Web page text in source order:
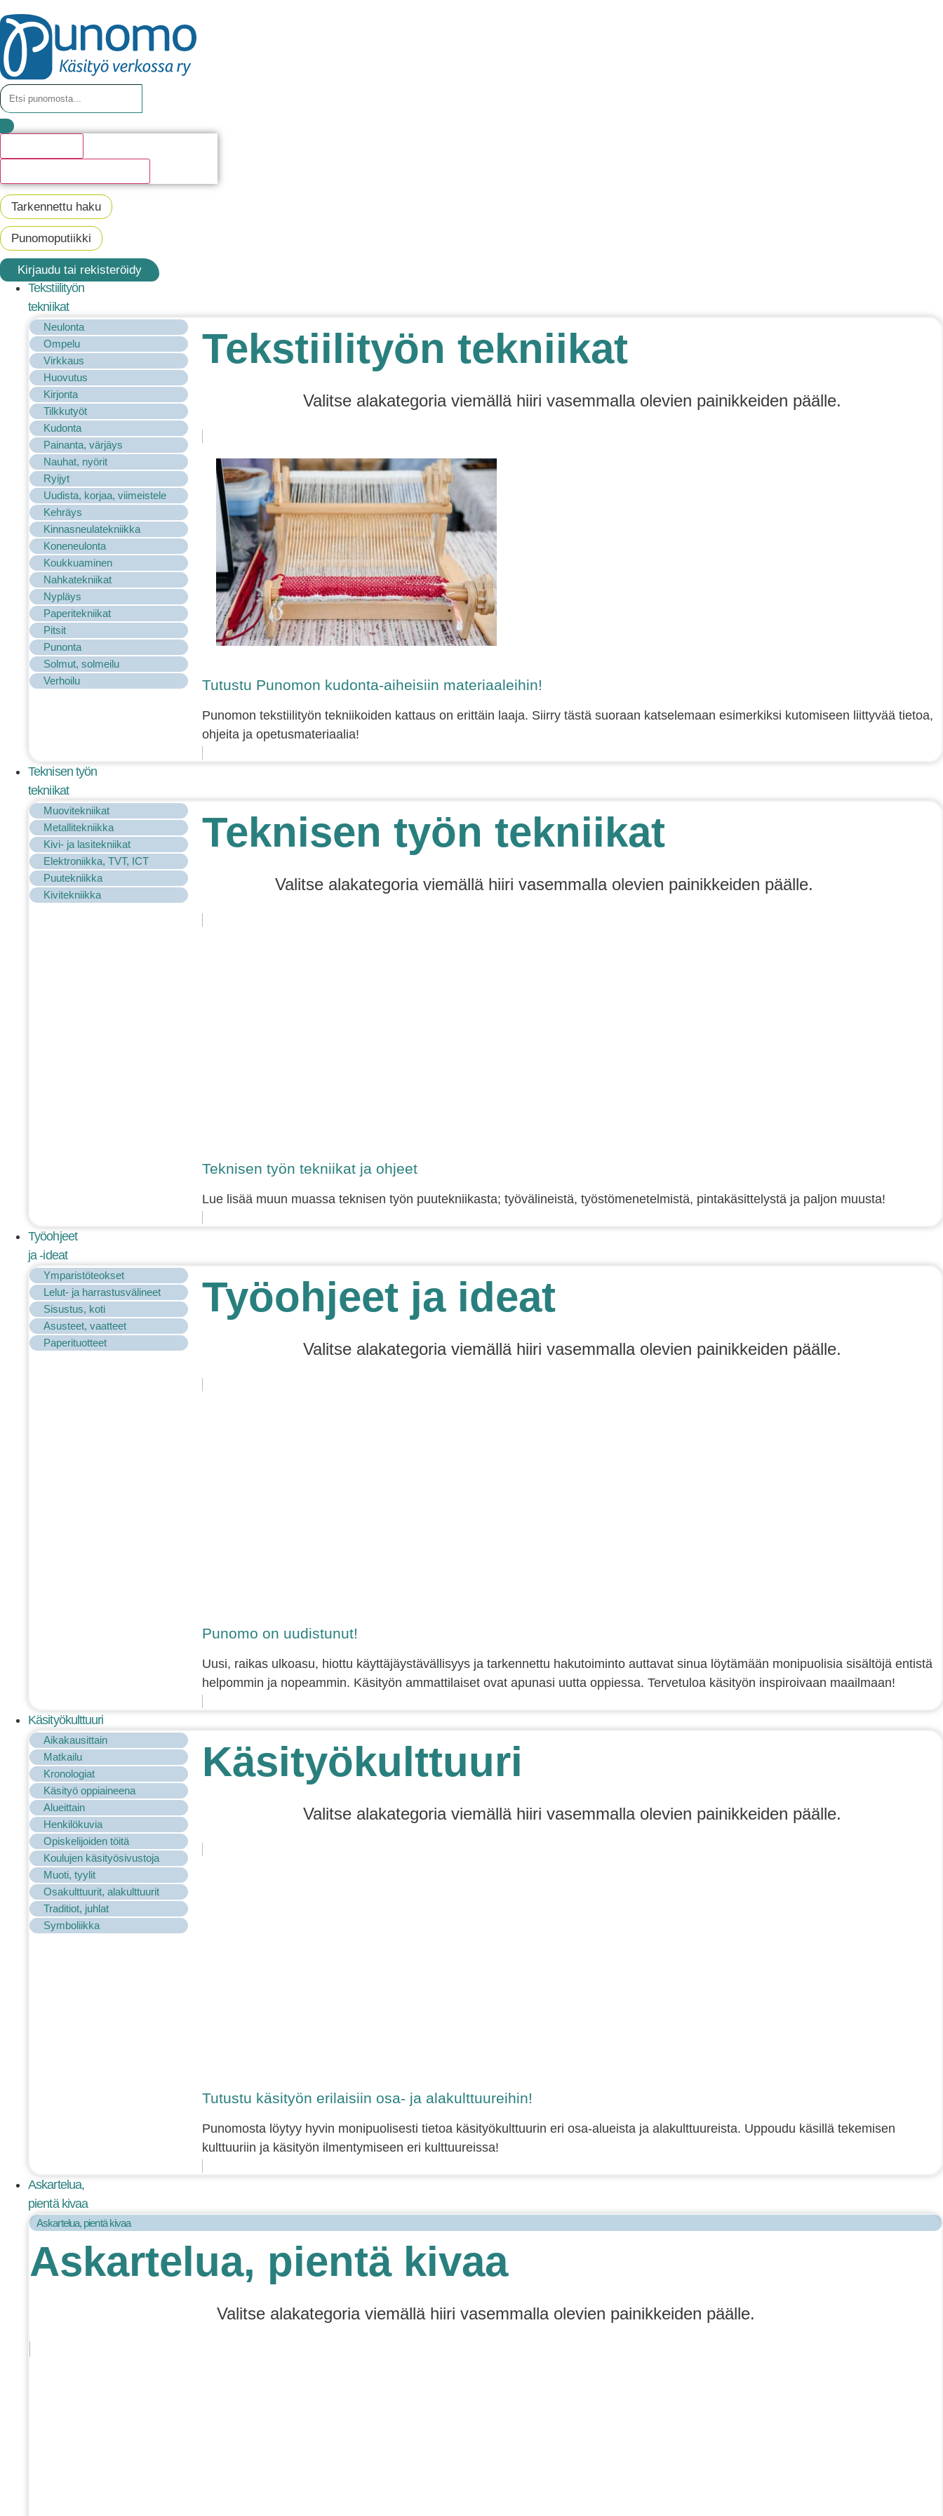
Tarkennettu haku
Punomoputiikki
Kirjaudu tai rekisteröidy
Tekstiilityön
tekniikat
Neulonta
Ompelu
Virkkaus
Huovutus
Kirjonta
Tilkkutyöt
Kudonta
Painanta, värjäys
Nauhat, nyörit
Ryijyt
Uudista, korjaa, viimeistele
Kehräys
Kinnasneulatekniikka
Koneneulonta
Koukkuaminen
Nahkatekniikat
Nypläys
Paperitekniikat
Pitsit
Punonta
Solmut, solmeilu
Verhoilu
Tekstiilityön tekniikat
Valitse alakategoria viemällä hiiri vasemmalla olevien painikkeiden päälle.
Tutustu Punomon kudonta-aiheisiin materiaaleihin!
Punomon tekstiilityön tekniikoiden kattaus on erittäin laaja. Siirry tästä suoraan katselemaan esimerkiksi kutomiseen liittyvää tietoa,
ohjeita ja opetusmateriaalia!
Teknisen työn
tekniikat
Muovitekniikat
Metallitekniikka
Kivi- ja lasitekniikat
Elektroniikka, TVT, ICT
Puutekniikka
Kivitekniikka
Teknisen työn tekniikat
Valitse alakategoria viemällä hiiri vasemmalla olevien painikkeiden päälle.
Teknisen työn tekniikat ja ohjeet
Lue lisää muun muassa teknisen työn puutekniikasta; työvälineistä, työstömenetelmistä, pintakäsittelystä ja paljon muusta!
Työohjeet
ja -ideat
Ymparistöteokset
Lelut- ja harrastusvälineet
Sisustus, koti
Asusteet, vaatteet
Paperituotteet
Työohjeet ja ideat
Valitse alakategoria viemällä hiiri vasemmalla olevien painikkeiden päälle.
Punomo on uudistunut!
Uusi, raikas ulkoasu, hiottu käyttäjäystävällisyys ja tarkennettu hakutoiminto auttavat sinua löytämään monipuolisia sisältöjä entistä
helpommin ja nopeammin. Käsityön ammattilaiset ovat apunasi uutta oppiessa. Tervetuloa käsityön inspiroivaan maailmaan!
Käsityökulttuuri
Aikakausittain
Matkailu
Kronologiat
Käsityö oppiaineena
Alueittain
Henkilökuvia
Opiskelijoiden töitä
Koulujen käsityösivustoja
Muoti, tyylit
Osakulttuurit, alakulttuurit
Traditiot, juhlat
Symboliikka
Käsityökulttuuri
Valitse alakategoria viemällä hiiri vasemmalla olevien painikkeiden päälle.
Tutustu käsityön erilaisiin osa- ja alakulttuureihin!
Punomosta löytyy hyvin monipuolisesti tietoa käsityökulttuurin eri osa-alueista ja alakulttuureista. Uppoudu käsillä tekemisen
kulttuuriin ja käsityön ilmentymiseen eri kulttuureissa!
Askartelua,
pientä kivaa
Askartelua, pientä kivaa
Askartelua, pientä kivaa
Valitse alakategoria viemällä hiiri vasemmalla olevien painikkeiden päälle.